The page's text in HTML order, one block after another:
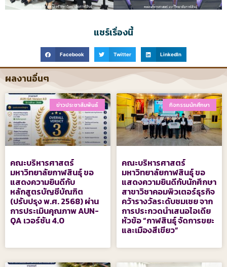
แชร์เรื่องนี้
Facebook Twitter LinkedIn
ผลงานอื่นๆ
ข่าวประชาสัมพันธ์
คณะบริหารศาสตร์
มหาวิทยาลัยกาฬสินธุ์ ขอ
แสดงความยินดีกับ
หลักสูตรบัญชีบัณฑิต
(ปรับปรุง พ.ศ. 2568) ผ่าน
การประเมินคุณภาพ AUN-
QA เวอร์ชัน 4.0
กิจกรรมนักศึกษา
คณะบริหารศาสตร์
มหาวิทยาลัยกาฬสินธุ์ ขอ
แสดงความยินดีกับนักศึกษา
สาขาวิชาคอมพิวเตอร์ธุรกิจ
คว้ารางวัลระดับชมเชย จาก
การประกวดนำเสนอไอเดีย
หัวข้อ “กาฬสินธุ์ จัดการขยะ
และเมืองสีเขียว”